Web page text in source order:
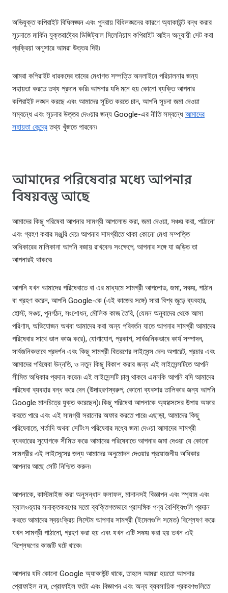
অভিযুক্ত কপিরাইট বিধিলঙ্ঘন এবং পুনরায় বিধিলঙ্ঘনের কারণে অ্যাকাউন্ট বন্ধ করার
সূচনাতে মার্কিন যুক্তরাষ্ট্রের ডিজিট্যাল মিলেনিয়াম কপিরাইট আইন অনুযায়ী সেট করা
প্রক্রিয়া অনুসারে আমরা উত্তর দিই৷
আমরা কপিরাইট ধারকদের তাদের মেধাগত সম্পত্তি অনলাইনে পরিচালনার জন্য
সহায়তা করতে তথ্য প্রদান করি৷ আপনার যদি মনে হয় কোনো ব্যক্তি আপনার
কপিরাইট লঙ্ঘন করছে এবং আমাদের সূচিত করতে চান, আপনি সূচনা জমা দেওয়া
সম্বন্ধে এবং সূচনার উত্তর দেওয়ার জন্য Google-এর নীতি সম্বন্ধে আমাদের
সহায়তা কেন্দ্রেতথ্য খুঁজতে পারবেন৷
আমাদের পরিষেবার মধ্যে আপনার
বিষয়বস্তু আছে
আমাদের কিছু পরিষেবা আপনার সামগ্রী আপলোড করা, জমা দেওয়া, সঞ্চয় করা, পাঠানো
এবং গ্রহণ করার মঞ্জুরি দেয়৷ আপনার সামগ্রীতে থাকা কোনো মেধা সম্পত্তি
অধিকারের মালিকানা আপনি বজায় রাখবেন৷ সংক্ষেপে, আপনার সঙ্গে যা জড়িত তা
আপনারই থাকবে৷
আপনি যখন আমাদের পরিষেবাতে বা এর মাধ্যমে সামগ্রী আপলোড, জমা, সঞ্চয়, পাঠান
বা গ্রহণ করেন, আপনি Google-কে (এই কাজের সঙ্গে) সারা বিশ্ব জুড়ে ব্যবহার,
হোস্ট, সঞ্চয়, পুনর্গঠন, সংশোধন, মৌলিক কাজ তৈরি, (যেমন অনুবাদের থেকে আসা
পরিণাম, অভিযোজন অথবা আমাদের করা অন্য পরিবর্তন যাতে আপনার সামগ্রী আমাদের
পরিষেবার সাথে ভাল কাজ করে), যোগাযোগ, প্রকাশ, সার্বজনিকভাবে কার্য সম্পাদন,
সার্বজনিকভাবে প্রদর্শন এবং কিছু সামগ্রী বিতরণের লাইসেন্স দেন৷ অপারেট, প্রচার এবং
আমাদের পরিষেবা উন্নতি, ও নতুন কিছু বিকাশ করার জন্য এই লাইসেন্সটিতে আপনি
সীমিত অধিকার প্রদান করেন৷ এই লাইসেন্সটি চালু থাকবে এমনকি আপনি যদি আমাদের
পরিষেবা ব্যবহার বন্ধ করে দেন (উদাহরণস্বরুপ, কোনো ব্যবসার তালিকার জন্য আপনি
Google মানচিত্রে যুক্ত করেছেন)৷ কিছু পরিষেবা আপনাকে অ্যাক্সেসের উপায় অফার
করতে পারে এবং এই সামগ্রী সরানোর অফার করতে পারে৷ এছাড়া, আমাদের কিছু
পরিষেবাতে, শর্তাদি অথবা সেটিংস পরিষেবার মধ্যে জমা দেওয়া আমাদের সামগ্রী
ব্যবহারের সুযোগকে সীমিত করে৷ আমাদের পরিষেবাতে আপনার জমা দেওয়া যে কোনো
সামগ্রীর এই লাইসেন্সের জন্য আমাদের অনুমোদন দেওয়ার প্রয়োজনীয় অধিকার
আপনার আছে সেটি নিশ্চিত করুন৷
আপনাকে, কাস্টমাইজ করা অনুসন্ধান ফলাফল, মানানসই বিজ্ঞাপন এবং স্প্যাম এবং
ম্যালওয়্যার সনাক্তকরণের মতো ব্যক্তিগতভাবে প্রাসঙ্গিক পণ্য বৈশিষ্ট্যগুলি প্রদান
করতে আমাদের স্বয়ংক্রিয় সিস্টেম আপনার সামগ্রী (ইমেলগুলি সমেত) বিশ্লেষণ করে৷
যখন সামগ্রী পাঠানো, গ্রহণ করা হয় এবং যখন এটি সঞ্চয় করা হয় তখন এই
বিশ্লেষণের কাজটি ঘটে থাকে৷
আপনার যদি কোনো Google অ্যাকাউন্ট থাকে, তাহলে আমরা হয়তো আপনার
প্রোফাইল নাম, প্রোফাইল ফটো এবং বিজ্ঞাপন এবং অন্য ব্যবসায়িক প্রকরণগুলিতে